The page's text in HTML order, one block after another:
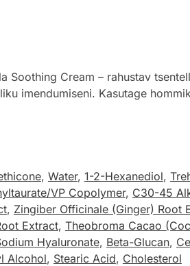
Soothing Cream – rahustav
imendumiseni. Kasutage
, Water, 1-2-Hexanediol,
VP Copolymer, C30-45
, Zingiber Officinale (Ginger) Root
Extract, Theobroma Cacao
Hyaluronate, Beta-Glucan,
Alcohol, Stearic Acid, Cholesterol